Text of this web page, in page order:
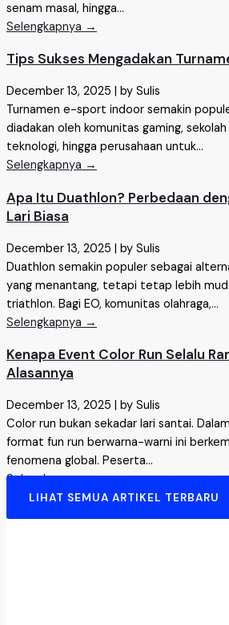
senam masal, hingga...
Selengkapnya →
Tips Sukses Mengadakan
December 13, 2025
by Sulis
Turnamen e-sport indoor semakin
diadakan oleh komunitas gaming,
teknologi, hingga perusahaan untuk...
Selengkapnya →
Apa Itu Duathlon? Perbedaan
Lari Biasa
December 13, 2025 | by Sulis
Duathlon semakin populer sebagai
yang menantang, tetapi tetap lebih
triathlon. Bagi EO, komunitas olahraga,...
Selengkapnya →
Kenapa Event Color Run Selalu
Alasannya
December 13, 2025 | by Sulis
Color run bukan sekadar lari santai.
format fun run berwarna-warni ini
fenomena global. Peserta...
Selengkapnya →
LIHAT SEMUA ARTIKEL TERBARU